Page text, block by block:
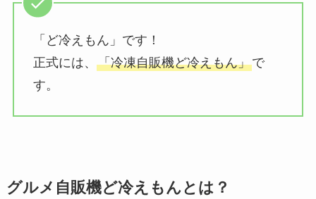
「ど冷えもん」です！
正式には、 「冷凍自販機ど冷えもん」で
す。
グルメ自販機ど冷えもんとは？